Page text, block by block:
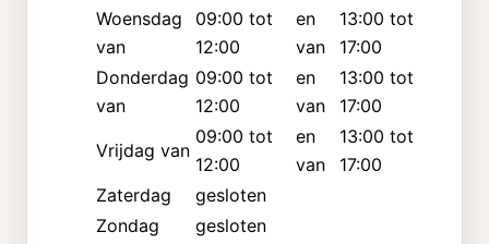
Woensdag
van
09:00 tot
12:00
en
van
13:00 tot
17:00
Donderdag
van
09:00 tot
12:00
en
van
13:00 tot
17:00
Vrijdag van
09:00 tot
12:00
en
van
13:00 tot
17:00
Zaterdag
gesloten
Zondag
gesloten